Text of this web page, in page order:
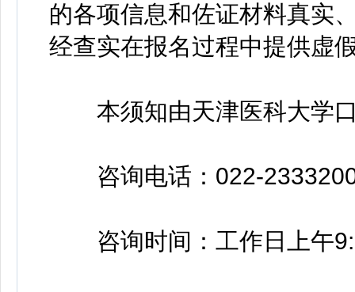
的各项信息和佐证材料真实
经查实在报名过程中提供虚
本须知由天津医科大学口
咨询电话：022-
咨询时间：工作日上午